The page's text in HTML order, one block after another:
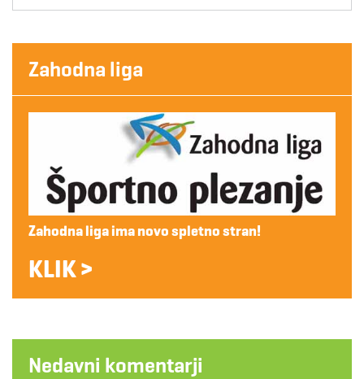
Zahodna liga
Zahodna liga ima novo spletno stran!
KLIK >
Nedavni komentarji